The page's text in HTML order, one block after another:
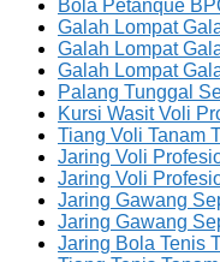
Bola Petanque
Galah Lompat
Galah Lompat
Galah Lompat
Palang Tunggal
Kursi Wasit Voli
Tiang Voli Tanam
Jaring Voli
Jaring Voli
Jaring Gawang
Jaring Gawang
Jaring Bola Tenis